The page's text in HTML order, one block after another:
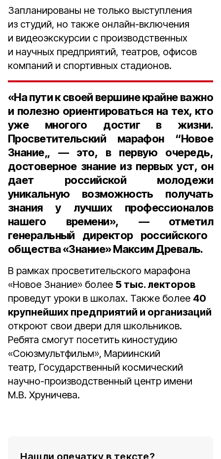
Запланированы не только выступления
из студий, но также онлайн-включения
и видеоэкскурсии с производственных
и научных предприятий, театров, офисов
компаний и спортивных стадионов.
«На пути к своей вершине крайне важно
и полезно ориентироваться на тех, кто
уже многого достиг в жизни.
Просветительский марафон “Новое
Знание„ — это, в первую очередь,
достоверное знание из первых уст, он
дает российской молодежи
уникальную возможность получать
знания у лучших профессионалов
нашего времени», — отметил
генеральный директор российского
общества «Знание» Максим Древаль.
В рамках просветительского марафона
«Новое Знание» более 5 тыс. лекторов
проведут уроки в школах. Также более 40
крупнейших предприятий и организаций
откроют свои двери для школьников.
Ребята смогут посетить киностудию
«Союзмультфильм», Мариинский
театр, Государственный космический
научно-производственный центр имени
М.В. Хруничева.
Нашли опечатку в тексте?